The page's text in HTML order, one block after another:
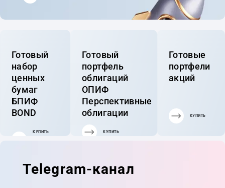
Готовый
набор
ценных
бумаг
БПИФ
BOND
КУПИТЬ
Готовый
портфель
облигаций
ОПИФ
Перспективные
облигации
КУПИТЬ
Готовые
портфели
акций
КУПИТЬ
Telegram-канал